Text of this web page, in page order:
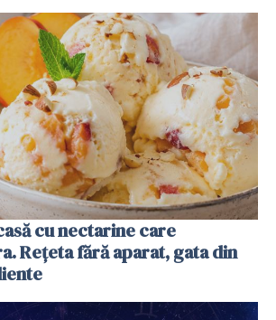
cu nectarine care
Rețeta fără aparat, gata din